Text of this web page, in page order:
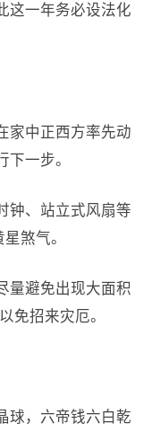
这一年务必设法化
家中正西方率先动
一步。
钟、站立式风扇等
煞气。
量避免出现大面积
免招来灾厄。
球，六帝钱六白乾